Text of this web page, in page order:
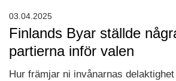
Finlands Byar ställde
partierna inför valen
Hur främjar ni invånarnas
03.04.2025